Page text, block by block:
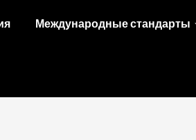
Международные стандарты